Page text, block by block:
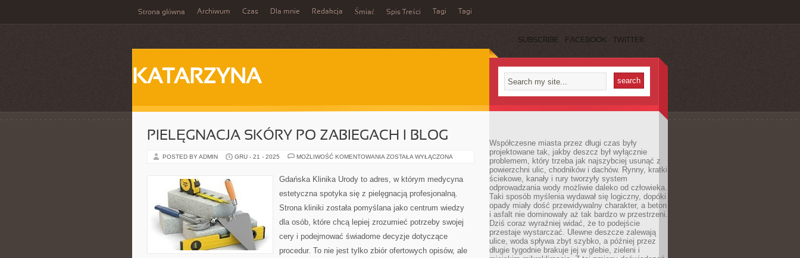
Strona główna Archiwum Czas Dla mnie Redakcja Śmiać Spis Treści Tagi Tagi
SUBSCRIBE FACEBOOK TWITTER
KATARZYNA
PIELĘGNACJA SKÓRY PO ZABIEGACH I BLOG
POSTED BY ADMIN GRU - 21 - 2025 MOŻLIWOŚĆ KOMENTOWANIA PIELĘGNACJA
ZABIEGACH
I
ZOSTAŁA WYŁĄCZONA
Gdańska Klinika Urody to adres, w którym medycyna
estetyczna spotyka się z pielęgnacją profesjonalną.
Strona kliniki została pomyślana jako centrum wiedzy
dla osób, które chcą lepiej zrozumieć potrzeby swojej
cery i podejmować świadome decyzje dotyczące
procedur. To nie jest tylko zbiór ofertowych opisów, ale
Współczesne miasta przez długi czas były
projektowane tak, jakby deszcz był wyłącznie
problemem, który trzeba jak najszybciej usunąć z
powierzchni ulic, chodników i dachów. Rynny, kratki
ściekowe, kanały i rury tworzyły system
odprowadzania wody możliwie daleko od człowieka.
Taki sposób myślenia wydawał się logiczny, dopóki
opady miały dość przewidywalny charakter, a beton
i asfalt nie dominowały aż tak bardzo w przestrzeni.
Dziś coraz wyraźniej widać, że to podejście
przestaje wystarczać. Ulewne deszcze zalewają
ulice, woda spływa zbyt szybko, a później przez
długie tygodnie brakuje jej w glebie, zieleni i